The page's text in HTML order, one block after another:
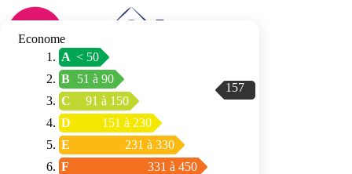
Connexion / Inscription
Trouver mon
espace conseil
Econome
A < 50
B 51 à 90
C
91 à 150
D
151 à 230
E
231 à 330
F
331 à 450
157